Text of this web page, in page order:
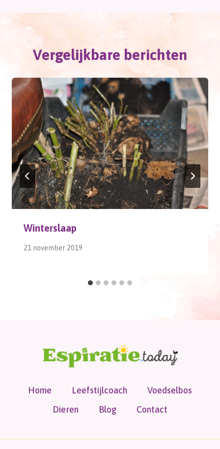
Vergelijkbare berichten
Winterslaap
21 november 2019
Home Leefstijlcoach
Voedselbos
Dieren
Blog Contact